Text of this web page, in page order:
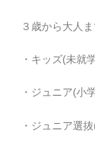
３歳から大人
・キッズ(未就
・ジュニア(小
・ジュニア選